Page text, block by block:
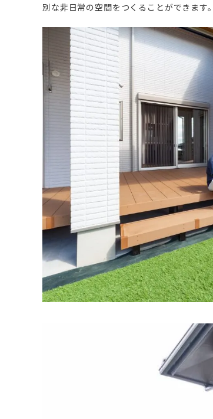
別な非日常の空間をつくることができます。